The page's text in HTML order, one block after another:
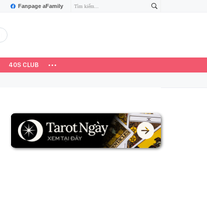
Fanpage aFamily
40S CLUB